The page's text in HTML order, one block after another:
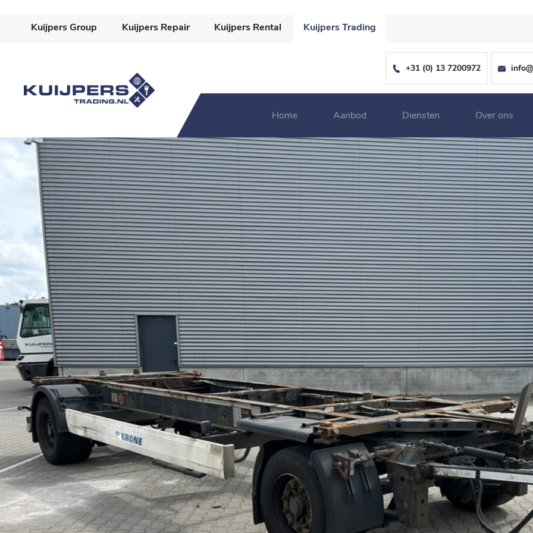
Kuijpers Group Kuijpers Repair Kuijpers Rental Kuijpers Trading
+31 (0) 13 7200972
Home Aanbod Diensten Over ons